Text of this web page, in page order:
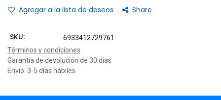
Agregar a la lista de deseos Share
SKU:
6933412729761
Términos y condiciones
Garantía de devolución de 30 días
Envío: 3-5 días hábiles